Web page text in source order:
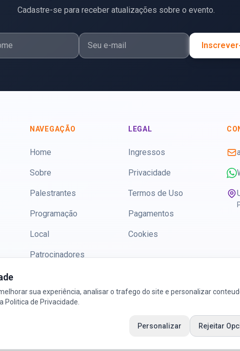
Cadastre-se para receber atualizações sobre o evento.
NAVEGAÇÃO
Home
Sobre
Palestrantes
Programação
Local
Patrocinadores
LEGAL
Ingressos
Privacidade
Termos de Uso
Pagamentos
Cookies
sua experiência, analisar o trafego do site e personalizar
Politica de Privacidade.
Personalizar Rejeitar